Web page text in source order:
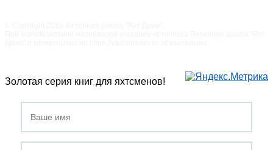
Золотая серия книг для яхтсменов!